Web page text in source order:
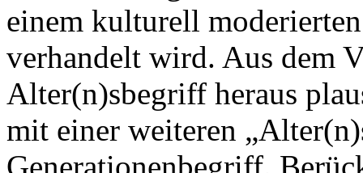
einem kulturell
verhandelt wird. Aus dem
Alter(n)sbegriff heraus
mit einer weiteren